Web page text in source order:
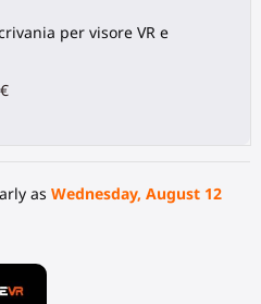
per visore VR e
as Wednesday, August 12